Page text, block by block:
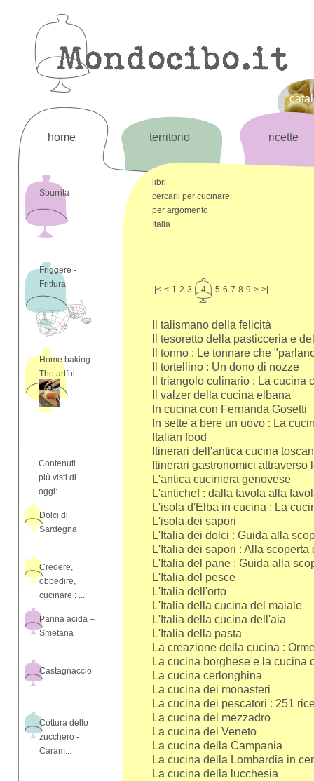
home territorio ricette
Sburrita
Friggere -
Frittura
Home baking :
The artful ...
Contenuti
più visti di
oggi:
Dolci di
Sardegna
Credere,
obbedire,
cucinare : ...
Panna acida –
Smetana
Castagnaccio
Cottura dello
zucchero -
Caram...
libri
cercarli per cucinare
per argomento
Italia
|< < 1 2 3 4 5 6 7 8 9 > >|
Il talismano della felicità
Il tesoretto della pasticceria e
Il tonno : Le tonnare che
Il tortellino : Un dono di nozze
Il triangolo culinario : La cucina
Il valzer della cucina elbana
In cucina con Fernanda Gosetti
In sette a bere un uovo : La
Italian food
Itinerari dell'antica cucina
Itinerari gastronomici attraverso
L'antica cuciniera genovese
L'antichef : dalla tavola alla
L'isola d'Elba in cucina : La
L'isola dei sapori
L'Italia dei dolci : Guida alla
L'Italia dei sapori : Alla
L'Italia del pane : Guida alla
L'Italia del pesce
L'Italia dell'orto
L'Italia della cucina del maiale
L'Italia della cucina dell'aia
L'Italia della pasta
La creazione della cucina :
La cucina borghese e la cucina
La cucina cerlonghina
La cucina dei monasteri
La cucina dei pescatori : 251
La cucina del mezzadro
La cucina del Veneto
La cucina della Campania
La cucina della Lombardia in
La cucina della lucchesia